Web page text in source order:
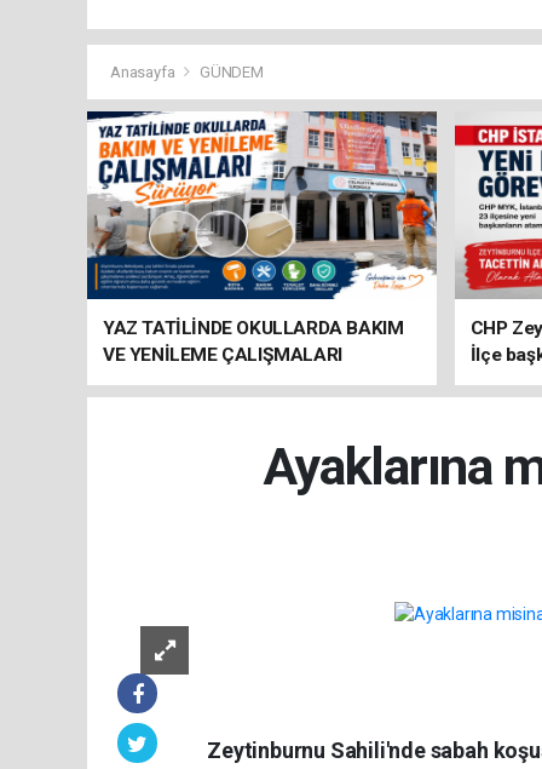
Anasayfa GÜNDEM
YAZ TATİLİNDE OKULLARDA BAKIM
VE YENİLEME ÇALIŞMALARI
SÜRÜYOR
CHP
İlçe
atandı
Ayaklarına
Zeytinburnu Sahili'nde sabah